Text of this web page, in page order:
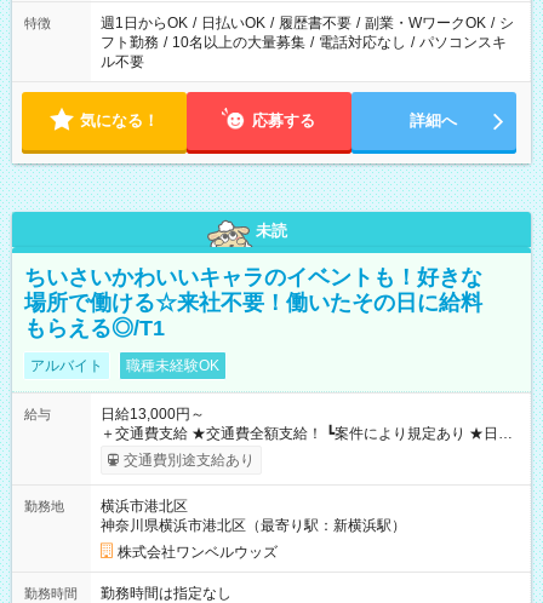
ください！
特徴 週1日からOK / 日払いOK / 履歴書不要 / 副業・WワークOK / シ
フト勤務 / 10名以上の大量募集 / 電話対応なし / パソコンスキ
ル不要
気になる！ 応募する 詳細へ
未読
ちいさいかわいいキャラのイベントも！好きな
場所で働ける☆来社不要！働いたその日に給料
もらえる◎/T1
アルバイト 職種未経験OK
給与
日給13,000円～
＋交通費支給 ★交通費全額支給！ ┗案件により規定あり ★日払
いOK！（規定あり） ┗働いたその日に現金GET♪ お仕事後はコ
ンビニATMから 日払い分を引き落とせます！ 【試用期間】試
交通費別途支給あり
勤務地
横浜市港北区
神奈川県横浜市港北区（最寄り駅：新横浜駅）
株式会社ワンベルウッズ
勤務時間
勤務時間は指定なし